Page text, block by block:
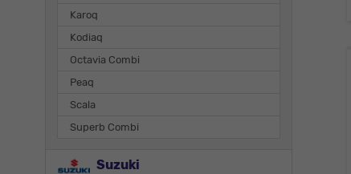
Karoq
Kodiaq
Octavia Combi
Peaq
Scala
Superb Combi
Suzuki